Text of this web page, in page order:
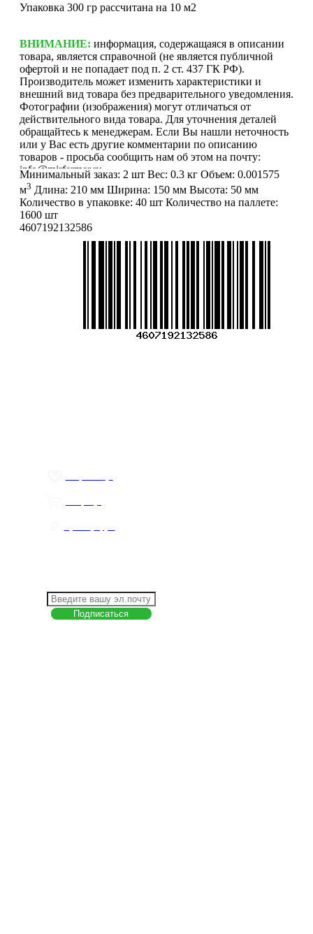
Упаковка 300 гр рассчитана на 10 м2
ВНИМАНИЕ: информация, содержащаяся в описании
товара, является справочной (не является публичной
офертой и не попадает под п. 2 ст. 437 ГК РФ).
Производитель может изменить характеристики и
внешний вид товара без предварительного уведомления.
Фотографии (изображения) могут отличаться от
действительного вида товара. Для уточнения деталей
обращайтесь к менеджерам. Если Вы нашли неточность
или у Вас есть другие комментарии по описанию
товаров - просьба сообщить нам об этом на почту:
info@mirfermer.ru
Минимальный заказ: 2 шт Вес: 0.3 кг Объем: 0.001575
м3 Длина: 210 мм Ширина: 150 мм Высота: 50 мм
Количество в упаковке: 40 шт Количество на паллете:
1600 шт
4607192132586